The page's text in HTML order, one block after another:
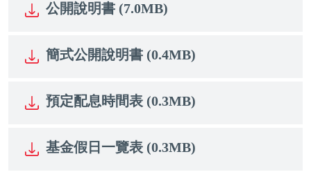
公開說明書 (7.0MB)
簡式公開說明書 (0.4MB)
預定配息時間表 (0.3MB)
基金假日一覽表 (0.3MB)